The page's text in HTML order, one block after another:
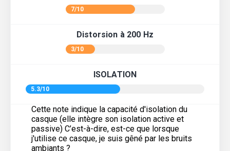
7/10
Distorsion à 200 Hz
3/10
ISOLATION
5.3/10
Cette note indique la capacité d'isolation du
casque (elle intègre son isolation active et
passive) C’est-à-dire, est-ce que lorsque
j'utilise ce casque, je suis gêné par les bruits
ambiants ?